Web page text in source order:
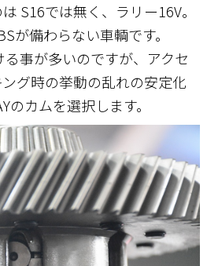
S16では無く、ラリー16V。
が備わらない車輌です。
る事が多いのですが、アクセ
グ時の挙動の乱れの安定化
のカムを選択します。